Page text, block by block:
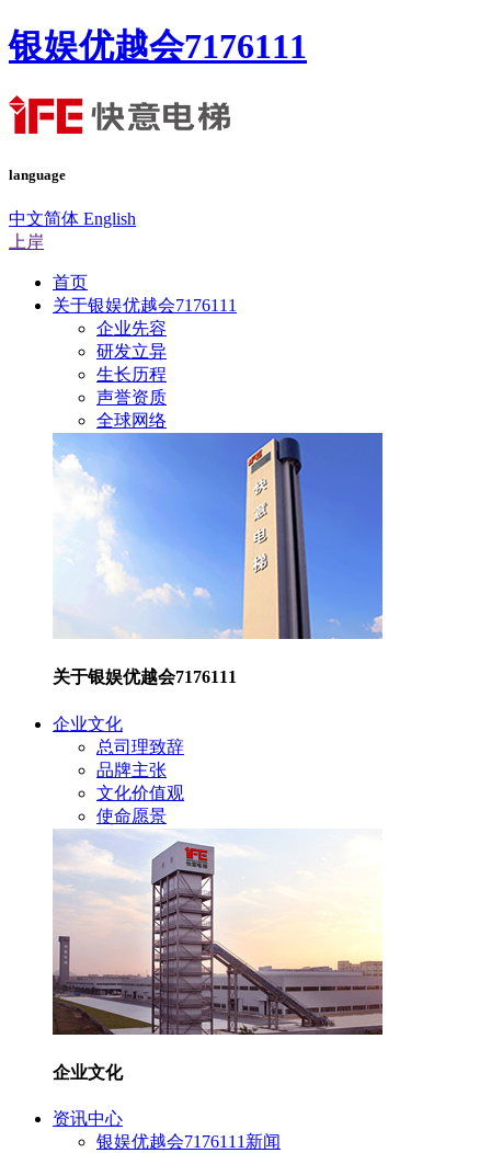
银娱优越会7176111
language
中文简体 English
上岸
首页
关于银娱优越会7176111
企业先容
研发立异
生长历程
声誉资质
全球网络
关于银娱优越会7176111
企业文化
总司理致辞
品牌主张
文化价值观
使命愿景
企业文化
资讯中心
银娱优越会7176111新闻